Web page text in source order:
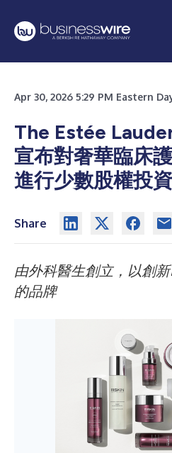
Apr 30, 2026 5:29 PM Eastern
The Estée
宣布對奢華臨床
進行少數股權投資
Share
由外科醫生創立，以創
的品牌